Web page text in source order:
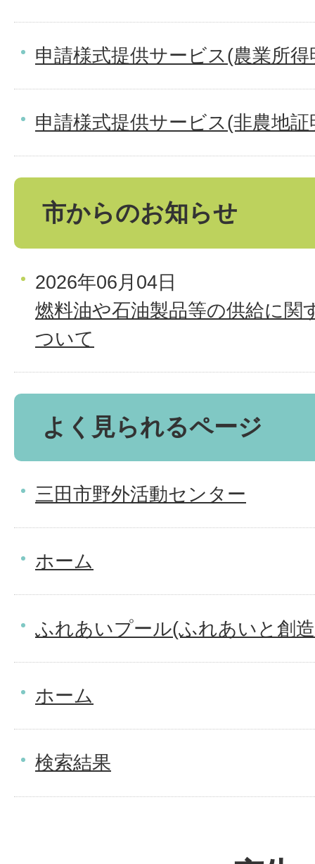
申請様式提供サービス(農業所得
申請様式提供サービス(非農地証
市からのお知らせ
2026年06月04日
燃料油や石油製品等の供給に関
ついて
よく見られるページ
三田市野外活動センター
ホーム
ふれあいプール(ふれあいと創
ホーム
検索結果